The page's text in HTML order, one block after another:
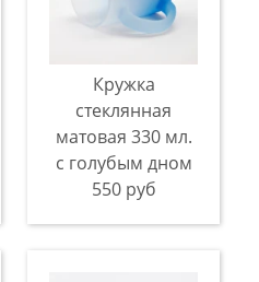
Кружка
стеклянная
матовая 330 мл.
с голубым дном
550 руб